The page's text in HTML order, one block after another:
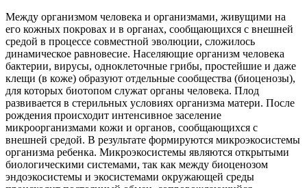
Между организмом человека и организмами, живущими на
его кожных покровах и в органах, сообщающихся с внешней
средой в процессе совместной эволюции, сложилось
динамическое равновесие. Населяющие организм человека
бактерии, вирусы, одноклеточные грибы, простейшие и даже
клещи (в коже) образуют отдельные сообщества (биоценозы),
для которых биотопом служат органы человека. Плод
развивается в стерильных условиях организма матери. После
рождения происходит интенсивное заселение
микроорганизмами кожи и органов, сообщающихся с
внешней средой. В результате формируются микроэкосистемы
организма ребенка. Микроэкосистемы являются открытыми
биологическими системами, так как между биоценозом
эндоэкосистемы и экосистемами окружающей среды